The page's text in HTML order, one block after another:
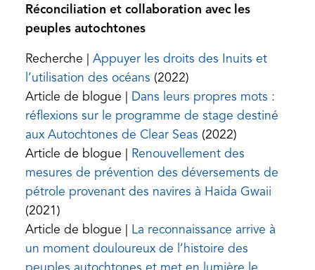
a
tab)
Réconciliation et collaboration avec les
peuples autochtones
Recherche | Appuyer les droits des Inuits et
l’utilisation des océans(opens
in
a
new
tab)
(2022)
Article de blogue |
Dans leurs propres mots :
réflexions sur le programme de stage destiné
aux Autochtones de Clear Seas(opens
in
a
new
(2022)
Article de blogue |
Renouvellement des
mesures de prévention des déversements de
pétrole provenant des navires à Haida Gwaii(opens
a
(2021)
Article de blogue |
La reconnaissance arrive à
un moment douloureux de l’histoire des